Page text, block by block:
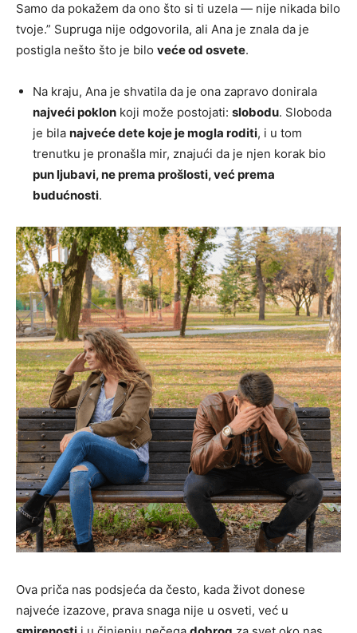
Samo da pokažem da ono što si ti uzela — nije nikada bilo
tvoje.” Supruga nije odgovorila, ali Ana je znala da je
postigla nešto što je bilo veće od osvete.
Na kraju, Ana je shvatila da je ona zapravo donirala
najveći poklon koji može postojati: slobodu. Sloboda
je bila najveće dete koje je mogla roditi, i u tom
trenutku je pronašla mir, znajući da je njen korak bio
pun ljubavi, ne prema prošlosti, već prema
budućnosti.
Ova priča nas podsjeća da često, kada život donese
najveće izazove, prava snaga nije u osveti, već u